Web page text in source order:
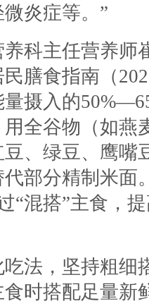
炎症等。”
主任营养师
膳食指南（
摄入的
全谷物（如燕
、绿豆、鹰嘴
部分精制米
“混搭”主食，
，坚持粗细
时搭配足量新